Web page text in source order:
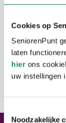
Cookies op
SeniorenPunt
laten
hier ons
uw instellingen
Noodzakelijke
Woning
De
grond een
badkamer
keuken
Langer
Net als in
gemeente
Adres